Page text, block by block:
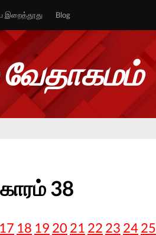
Blog
வேதாகமம்
38
17 18 19 20 21 22 23 2425